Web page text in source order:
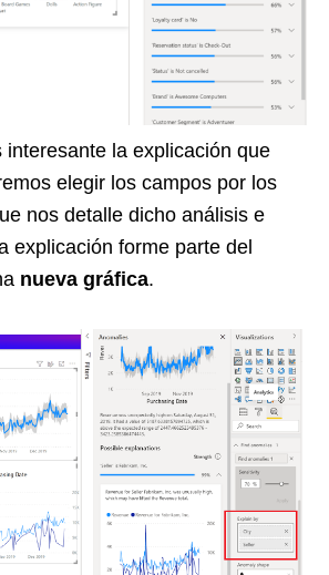
interesante la explicación que
elegir los campos por los
nos detalle dicho análisis e
explicación forme parte del
nueva gráfica.